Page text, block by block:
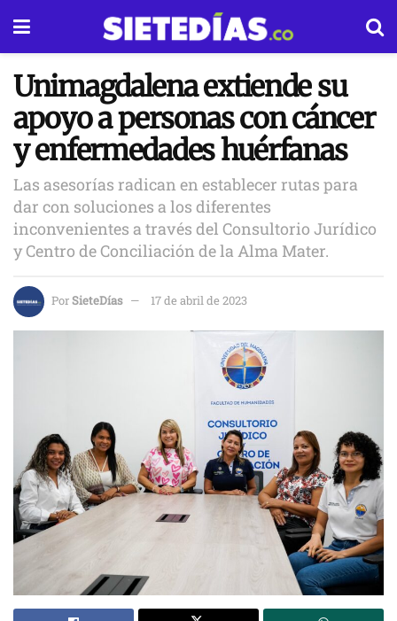
Unimagdalena extiende su
apoyo a personas con cáncer
y enfermedades huérfanas
Las asesorías radican en establecer rutas para
dar con soluciones a los diferentes
inconvenientes a través del Consultorio Jurídico
y Centro de Conciliación de la Alma Mater.
PorSieteDías 17 de abril de 2023